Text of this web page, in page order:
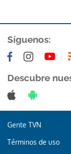
Gracias
Síguenos:
Descubre
Gente TVN
Términos de uso